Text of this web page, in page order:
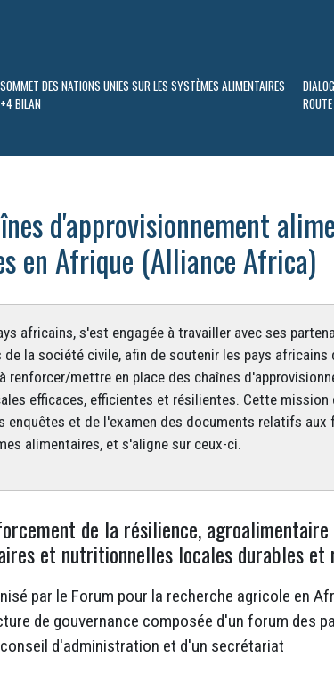
SOMMET DES NATIONS UNIES SUR LES SYSTÈMES ALIMENTAIRES
+4 BILAN
ROUTE
d'approvisionnement
en Afrique (Alliance Africa)
africains, s'est engagée à travailler avec ses
de la société civile, afin de soutenir les pays
mettre en place des chaînes
efficaces, efficientes et résilientes. Cette
enquêtes et de l'examen des documents relatifs
alimentaires, et s'aligne sur ceux-ci.
de la résilience,
et nutritionnelles locales durables et
par le Forum pour la recherche agricole en
de gouvernance composée d'un forum des
d'administration et d'un secrétariat